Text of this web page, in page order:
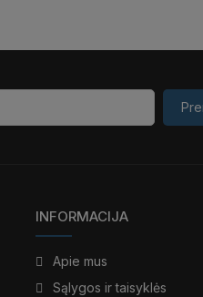
INFORMACIJA
Apie mus
Sąlygos ir taisyklės